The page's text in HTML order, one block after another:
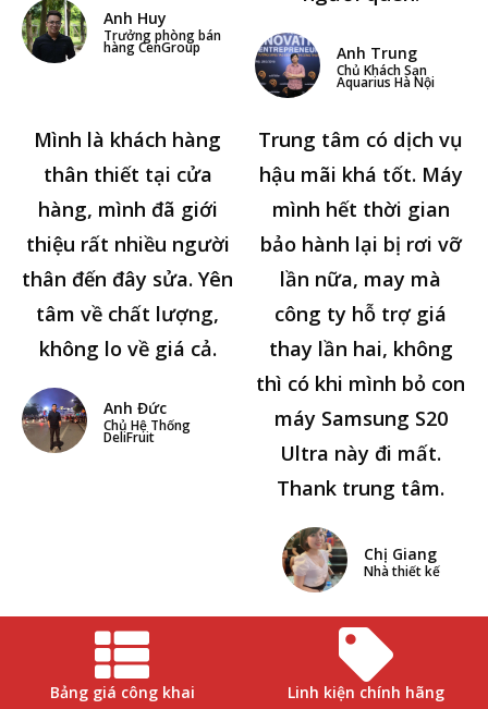
Anh Huy
Trưởng phòng bán
hàng CenGroup Anh Trung
Chủ Khách Sạn
Aquarius Hà Nội
Mình là khách hàng
thân thiết tại cửa
hàng, mình đã giới
thiệu rất nhiều người
thân đến đây sửa. Yên
tâm về chất lượng,
không lo về giá cả.
Anh Đức
Chủ Hệ Thống
DeliFruit
Trung tâm có dịch vụ
hậu mãi khá tốt. Máy
mình hết thời gian
bảo hành lại bị rơi vỡ
lần nữa, may mà
công ty hỗ trợ giá
thay lần hai, không
thì có khi mình bỏ con
máy Samsung S20
Ultra này đi mất.
Thank trung tâm.
Chị Giang
Nhà thiết kế
Bảng giá công khai Linh kiện chính hãng